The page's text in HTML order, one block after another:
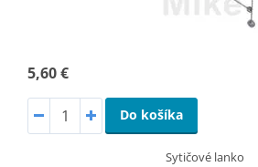
5,60 €
Do košíka
Sytičové lanko